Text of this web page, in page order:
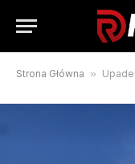
Strona Główna » Upadek